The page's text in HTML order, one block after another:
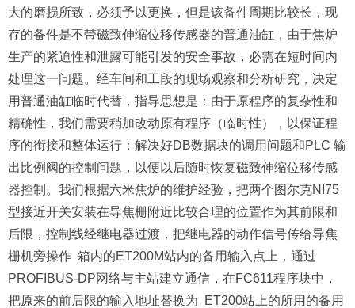
大的磨损所致，必须予以更换，但是该备件周期比较长，现
存的备件是不带磁致伸缩位移传感器的普通油缸，由于焦炉
生产的紧迫性和泄露可能引发的安全事故，必需在短时间内
处理这一问题。经车间和工段的现场观察和分析研究，决定
用普通油缸临时代替，指导思想是：由于原程序的复杂性和
精确性，我们需要稍加改动原有程序（临时性），以保证程
序的衔接和整体运行：解决好DB数据块的调用问题和PLC 输
出比例阀的控制问题，以便以后随时恢复磁致伸缩位移传感
器控制。我们根据六米焦炉的维护经验，把两个图尔克NI75
型接近开关安装在导焦栅附近比较合理的位置作为其前限和
后限，控制线经继电器过渡，把继电器的动作信号传给导焦
栅机旁操作 箱内的ET200M站内的备用输入点上，通过
PROFIBUS-DP网络与主站建立通信，在FC611程序块中，
把原来的前后限的输入地址替换为 ET200站上的所用的备用